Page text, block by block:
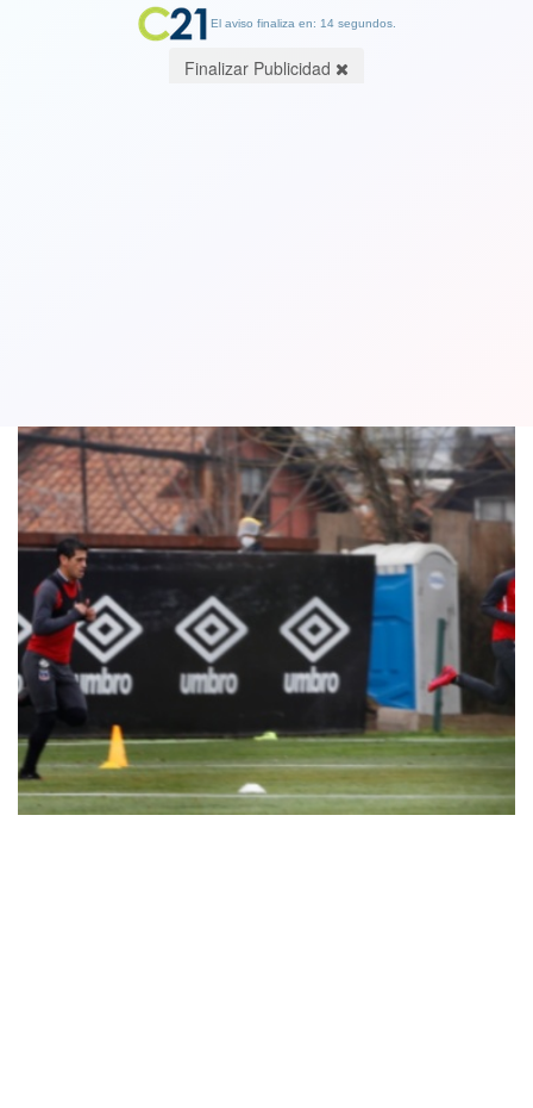
El aviso finaliza en: 14 segundos.
Finalizar Publicidad